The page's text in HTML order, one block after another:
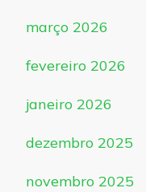
março 2026
fevereiro 2026
janeiro 2026
dezembro 2025
novembro 2025